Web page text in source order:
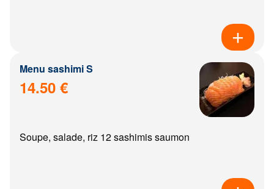
Menu sashimi S
14.50 €
Soupe, salade, riz 12 sashimis saumon